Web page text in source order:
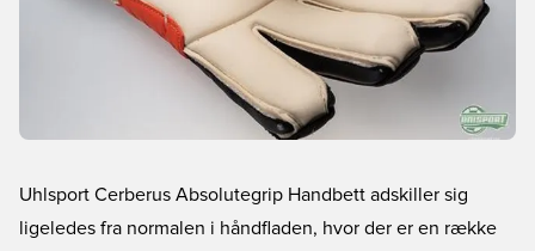
Uhlsport Cerberus Absolutegrip Handbett adskiller sig
ligeledes fra normalen i håndfladen, hvor der er en række